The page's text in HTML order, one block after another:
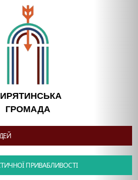
ГРОМАДА
ПРИВАБЛИВОСТІ